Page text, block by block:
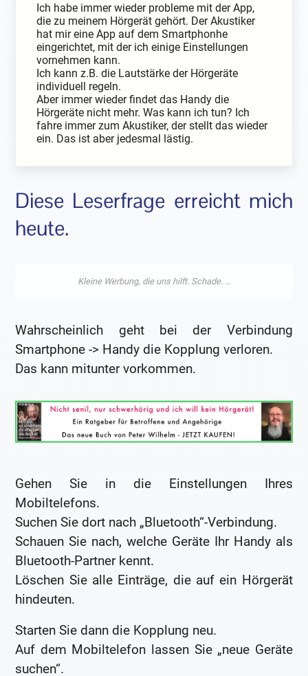
Ich habe immer wieder probleme mit der App,
die zu meinem Hörgerät gehört. Der Akustiker
hat mir eine App auf dem Smartphonhe
eingerichtet, mit der ich einige Einstellungen
vornehmen kann.
Ich kann z.B. die Lautstärke der Hörgeräte
individuell regeln.
Aber immer wieder findet das Handy die
Hörgeräte nicht mehr. Was kann ich tun? Ich
fahre immer zum Akustiker, der stellt das wieder
ein. Das ist aber jedesmal lästig.
Diese Leserfrage erreicht mich
heute.
Wahrscheinlich geht bei der Verbindung
Smartphone -> Handy die Kopplung verloren.
Das kann mitunter vorkommen.
Gehen Sie in die Einstellungen Ihres
Mobiltelefons.
Suchen Sie dort nach „Bluetooth“-Verbindung.
Schauen Sie nach, welche Geräte Ihr Handy als
Bluetooth-Partner kennt.
Löschen Sie alle Einträge, die auf ein Hörgerät
hindeuten.
Starten Sie dann die Kopplung neu.
Auf dem Mobiltelefon lassen Sie „neue Geräte
suchen“.